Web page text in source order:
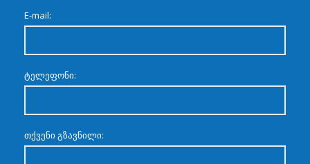
E-mail:
ტელეფონი:
თქვენი გზავნილი: